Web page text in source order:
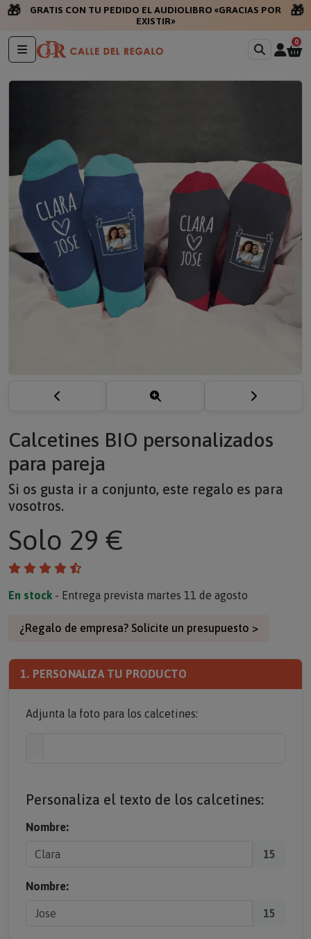
🎁
GRATIS CON TU PEDIDO EL AUDIOLIBRO «GRACIAS POR
EXISTIR»
🎁
0
Calcetines BIO personalizados
para pareja
Si os gusta ir a conjunto, este regalo es para
vosotros.
Solo 29 €
En stock - Entrega prevista martes 11 de agosto
¿Regalo de empresa? Solicite un presupuesto >
1. PERSONALIZA TU PRODUCTO
Adjunta la foto para los calcetines:
Personaliza el texto de los calcetines:
Nombre:
15
Nombre:
15